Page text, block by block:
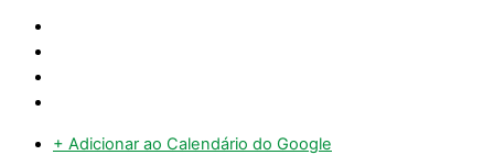
+ Adicionar ao Calendário do Google